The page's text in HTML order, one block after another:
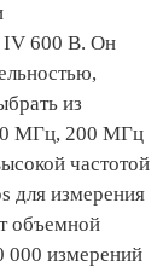
IV 600 В. Он
из
МГц, 200 МГц
частотой
для измерения
объемной
000 измерений